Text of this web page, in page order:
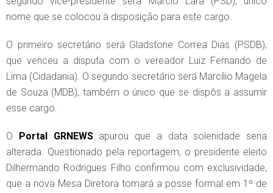
nome que se colocou à disposição para este cargo.
O primeiro secretário será Gladstone Correa Dias (PSDB),
que venceu a disputa com o vereador Luiz Fernando de
Lima (Cidadania). O segundo secretário será Marcílio Magela
de Souza (MDB), também o único que se dispôs a assumir
esse cargo.
O Portal GRNEWSapurou que a data solenidade seria
alterada. Questionado pela reportagem, o presidente eleito
Dilhermando Rodrigues Filho confirmou com exclusividade,
que a nova Mesa Diretora tomará a posse formal em 1º de